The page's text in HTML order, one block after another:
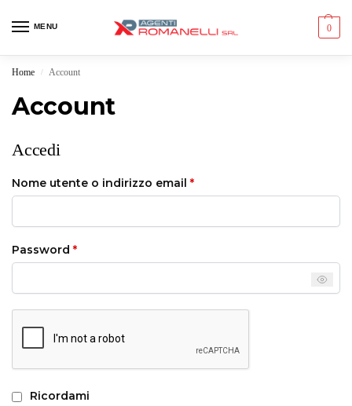
MENU 0
Home / Account
Account
Accedi
Nome utente o indirizzo email *
Password *
Ricordami